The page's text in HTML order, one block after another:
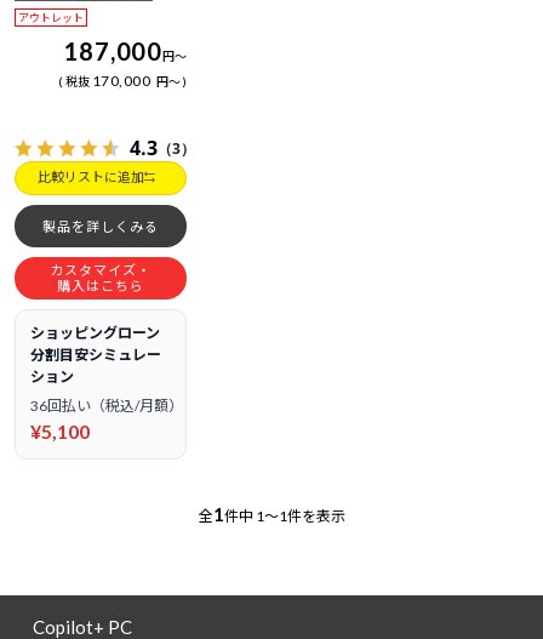
アウトレット
187,000円～
税抜 170,000 円～
4.3 （3）
比較リストに追加
製品を詳しくみる
カスタマイズ・
購入はこちら
ショッピングローン
分割目安シミュレー
ション
36回払い（税込/月額）
¥5,100
全1件中 1～1件を表示
Copilot+ PC